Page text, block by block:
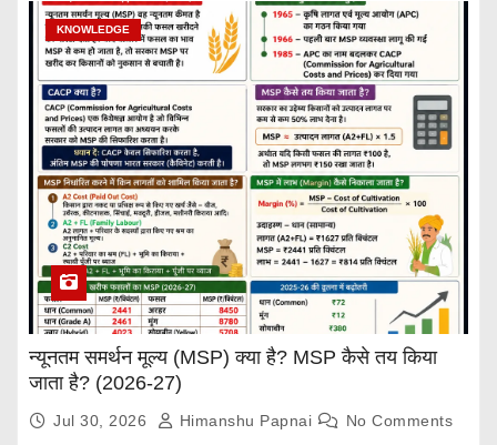
KNOWLEDGE
न्यूनतम समर्थन मूल्य (MSP) क्या है? MSP कैसे तय किया
जाता है? (2026-27)
Jul 30, 2026 Himanshu Papnai No Comments